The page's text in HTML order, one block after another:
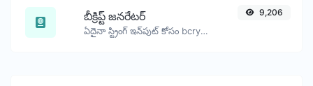
బీక్రిప్ట్ జనరేటర్
ఏదైనా స్ట్రింగ్ ఇన్‌పుట్ కోసం bcrypt పాస్వర్డ్ హాష్‌ను రూపొందించండి.
9,206